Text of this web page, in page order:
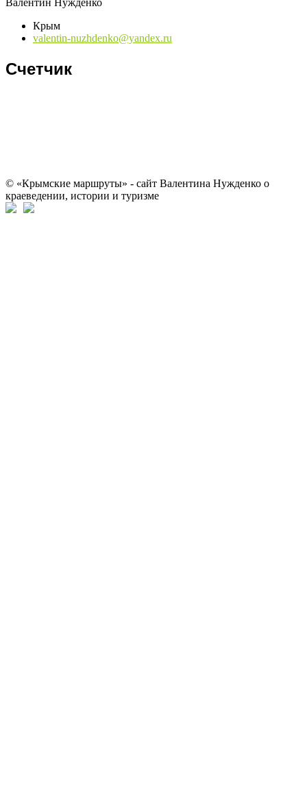
Крым
valentin-nuzhdenko@yandex.ru
Счетчик
© «Крымские маршруты» - сайт Валентина Нужденко о
краеведении, истории и туризме